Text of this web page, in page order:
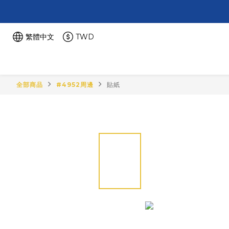
繁體中文 TWD
全部商品 #4952周邊 貼紙